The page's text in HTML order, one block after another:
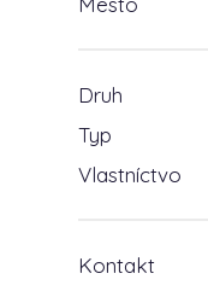
Druh
Typ
Vlastníctvo
Kontakt